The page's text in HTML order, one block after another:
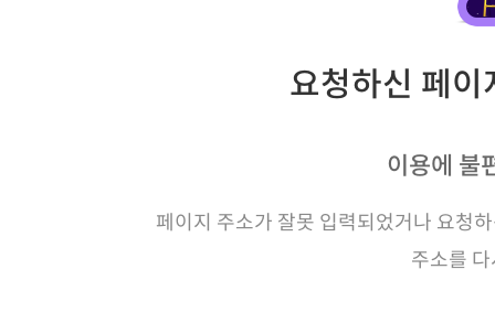
요청하신 페
이용에 불
페이지 주소가 잘못 입력되었거나 요청
주소를